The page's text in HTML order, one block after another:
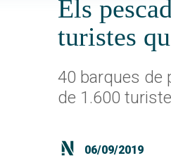
Els
turistes
40 barques de
de 1.600
06/09/2019